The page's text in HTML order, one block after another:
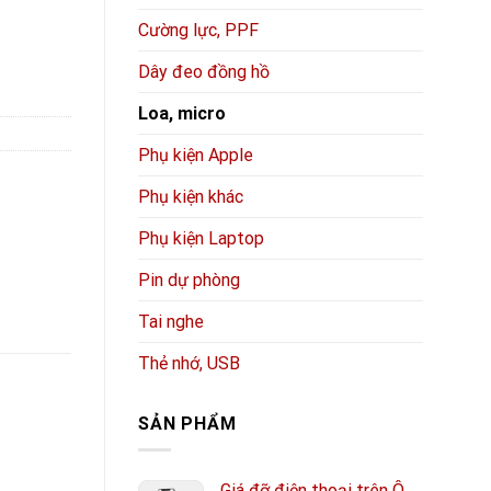
Cường lực, PPF
Dây đeo đồng hồ
Loa, micro
Phụ kiện Apple
Phụ kiện khác
Phụ kiện Laptop
Pin dự phòng
Tai nghe
Thẻ nhớ, USB
SẢN PHẨM